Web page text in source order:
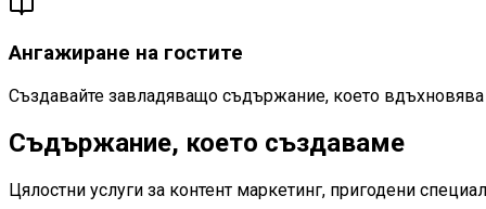
Ангажиране на гостите
Създавайте завладяващо съдържание, което
Съдържание, което създаваме
Цялостни услуги за контент маркетинг, пригодени